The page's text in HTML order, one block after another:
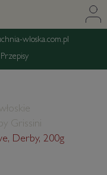
wloska.com.pl
Przepisy
Grissini
Derby, 200g